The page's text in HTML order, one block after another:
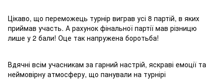
Цікаво, що переможець турнір виграв усі 8 партій, в яких
приймав участь. А рахунок фінальної партії мав різницю
лише у 2 бали! Оце так напружена боротьба!
Вдячні всім учасникам за гарний настрій, яскраві емоції та
неймовірну атмосферу, що панували на турнірі